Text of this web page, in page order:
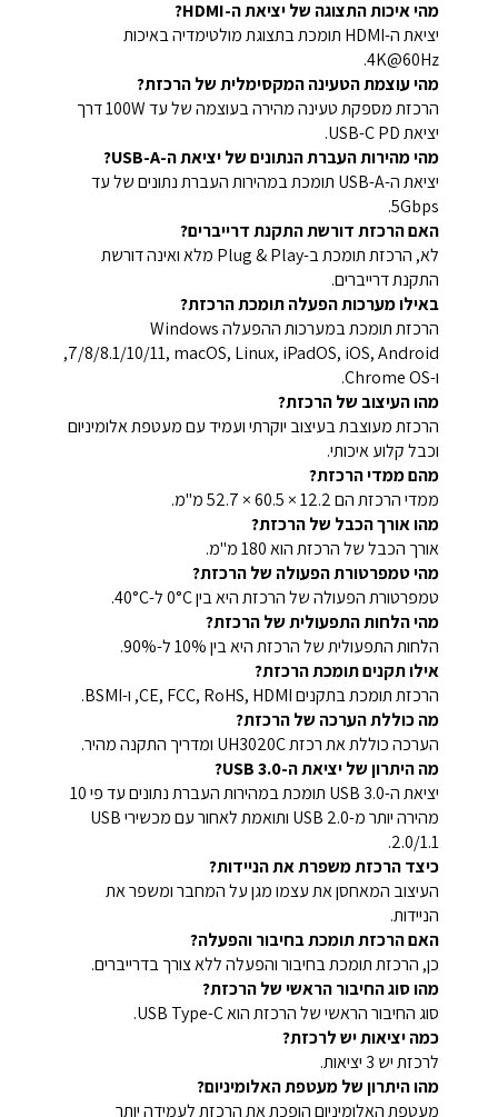
מהי איכות התצוגה של יציאת ה-HDMI?
יציאת ה-HDMI תומכת בתצוגת מולטימדיה באיכות
4K@60Hz.
מהי עוצמת הטעינה המקסימלית של הרכזת?
הרכזת מספקת טעינה מהירה בעוצמה של עד 100W דרך
יציאת USB-C PD.
מהי מהירות העברת הנתונים של יציאת ה-USB-A?
יציאת ה-USB-A תומכת במהירות העברת נתונים של עד
5Gbps.
האם הרכזת דורשת התקנת דרייברים?
לא, הרכזת תומכת ב-Plug & Play מלא ואינה דורשת
התקנת דרייברים.
באילו מערכות הפעלה תומכת הרכזת?
הרכזת תומכת במערכות ההפעלה Windows
7/8/8.1/10/11, macOS, Linux, iPadOS, iOS, Android,
ו-Chrome OS.
מהו העיצוב של הרכזת?
הרכזת מעוצבת בעיצוב יוקרתי ועמיד עם מעטפת אלומיניום
וכבל קלוע איכותי.
מהם ממדי הרכזת?
ממדי הרכזת הם ‎52.7 × 60.5 × 12.2 מ"מ.
מהו אורך הכבל של הרכזת?
אורך הכבל של הרכזת הוא 180 מ"מ.
מהי טמפרטורת הפעולה של הרכזת?
טמפרטורת הפעולה של הרכזת היא בין 0°C ל-40°C.
מהי הלחות התפעולית של הרכזת?
הלחות התפעולית של הרכזת היא בין 10% ל-90%.
אילו תקנים תומכת הרכזת?
הרכזת תומכת בתקנים CE, FCC, RoHS, HDMI, ו-BSMI.
מה כוללת הערכה של הרכזת?
הערכה כוללת את רכזת UH3020C ומדריך התקנה מהיר.
מה היתרון של יציאת ה-USB 3.0?
יציאת ה-USB 3.0 תומכת במהירות העברת נתונים עד פי 10
מהירה יותר מ-USB 2.0 ותואמת לאחור עם מכשירי USB
2.0/1.1.
כיצד הרכזת משפרת את הניידות?
העיצוב המאחסן את עצמו מגן על המחבר ומשפר את
הניידות.
האם הרכזת תומכת בחיבור והפעלה?
כן, הרכזת תומכת בחיבור והפעלה ללא צורך בדרייברים.
מהו סוג החיבור הראשי של הרכזת?
סוג החיבור הראשי של הרכזת הוא USB Type-C.
כמה יציאות יש לרכזת?
לרכזת יש 3 יציאות.
מהו היתרון של מעטפת האלומיניום?
מעטפת האלומיניום הופכת את הרכזת לעמידה יותר